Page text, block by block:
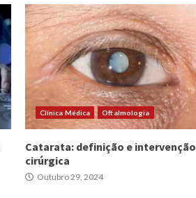
Clínica Médica Oftalmologia
Catarata: definição e intervenção
cirúrgica
Outubro 29, 2024